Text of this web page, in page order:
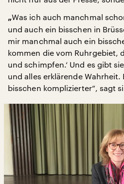
„Was ich auch manchmal
und auch ein bisschen in
mir manchmal auch ein
kommen die vom Ruhrgebiet,
und schimpfen.‘ Und es gibt
und alles erklärende Wahrheit.
bisschen komplizierter“, sagt